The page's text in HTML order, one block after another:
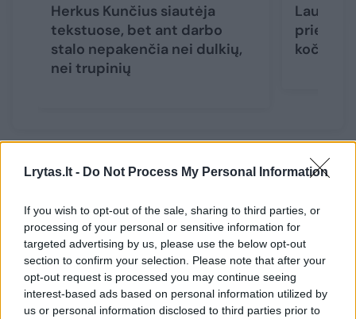
Lrytas.lt - Do Not Process My Personal Information
If you wish to opt-out of the sale, sharing to third parties, or
processing of your personal or sensitive information for
targeted advertising by us, please use the below opt-out
section to confirm your selection. Please note that after your
opt-out request is processed you may continue seeing
interest-based ads based on personal information utilized by
us or personal information disclosed to third parties prior to
Herkus Kunčius siautėja
tekstuose, bet ant darbo
stalo nepakenčia nei dulkių,
nei trupinių
Laura
prie to
kočioja
– Trumanas Capote yra sakęs: „Esu
mąstyti, kol neišsitiesiu ant lovos ar sofos
su cigarete ir kavos puodeliu.“ Sėdant prie
rašomojo stalo ar reikia kokio nors
specifinio nusiteikimo?